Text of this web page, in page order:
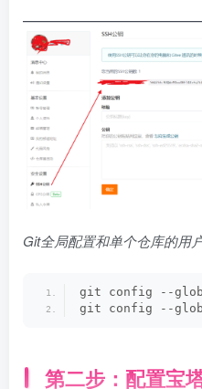
Git全局配置和单个仓库的用
git config --
git config --
第二步：配置宝